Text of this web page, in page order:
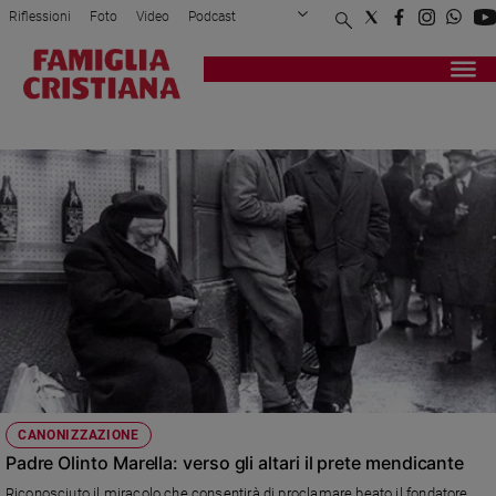
Attualità
Politica
Mondo
Economia
Legalità
e
Interviste
Papa
Papa
Riflessioni Foto Video Podcast
Privacy Policy Chi siamo
Registrati Redazione
CANONIZZAZIONE
Padre Olinto Marella: verso gli altari il prete mendicante